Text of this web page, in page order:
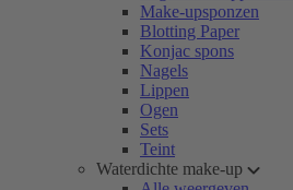
Make-upsponzen
Blotting Paper
Konjac spons
Nagels
Lippen
Ogen
Sets
Teint
Waterdichte make-up